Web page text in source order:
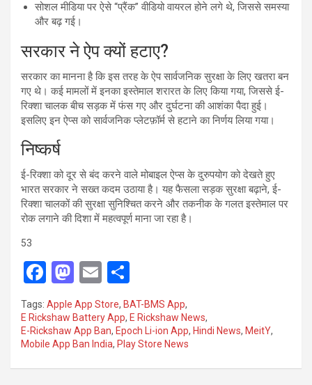
सोशल मीडिया पर ऐसे “प्रैंक” वीडियो वायरल होने लगे थे, जिससे समस्या
और बढ़ गई।
सरकार ने ऐप क्यों हटाए?
सरकार का मानना है कि इस तरह के ऐप सार्वजनिक सुरक्षा के लिए खतरा बन
गए थे। कई मामलों में इनका इस्तेमाल शरारत के लिए किया गया, जिससे ई-
रिक्शा चालक बीच सड़क में फंस गए और दुर्घटना की आशंका पैदा हुई।
इसलिए इन ऐप्स को सार्वजनिक प्लेटफ़ॉर्म से हटाने का निर्णय लिया गया।
निष्कर्ष
ई-रिक्शा को दूर से बंद करने वाले मोबाइल ऐप्स के दुरुपयोग को देखते हुए
भारत सरकार ने सख्त कदम उठाया है। यह फैसला सड़क सुरक्षा बढ़ाने, ई-
रिक्शा चालकों की सुरक्षा सुनिश्चित करने और तकनीक के गलत इस्तेमाल पर
रोक लगाने की दिशा में महत्वपूर्ण माना जा रहा है।
53
F
a
ce
b
o
M
a
st
o
d
E
m
ail
h
ar
e
Tags: Apple App Store, BAT-BMS App,
E Rickshaw Battery App, E Rickshaw News,
E-Rickshaw App Ban, Epoch Li-ion App, Hindi News, MeitY,
Mobile App Ban India, Play Store News